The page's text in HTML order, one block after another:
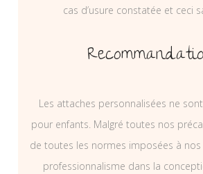
cas d’usure constatée et ceci
Les attaches personnalisées ne
pour enfants. Malgré toutes nos
de toutes les normes imposées à
professionnalisme dans la